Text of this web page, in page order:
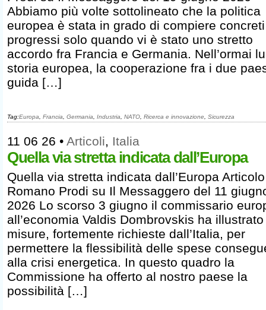
Abbiamo più volte sottolineato che la politica
europea è stata in grado di compiere concreti
progressi solo quando vi è stato uno stretto
accordo fra Francia e Germania. Nell’ormai
storia europea, la cooperazione fra i due
guida […]
Tag:Europa Francia Germania Industria NATO Ricerca e innovazione Sicurezza
11 06 26 • Articoli, Italia
Quella via stretta indicata dall’Europa
Quella via stretta indicata dall’Europa
Romano Prodi su Il Messaggero del 11
2026 Lo scorso 3 giugno il commissario
all’economia Valdis Dombrovskis ha
misure, fortemente richieste dall’Italia, per
permettere la flessibilità delle spese
alla crisi energetica. In questo quadro la
Commissione ha offerto al nostro paese la
possibilità […]